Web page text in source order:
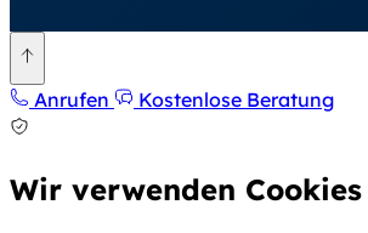
Anrufen Kostenlose Beratung
Wir verwenden Cookies